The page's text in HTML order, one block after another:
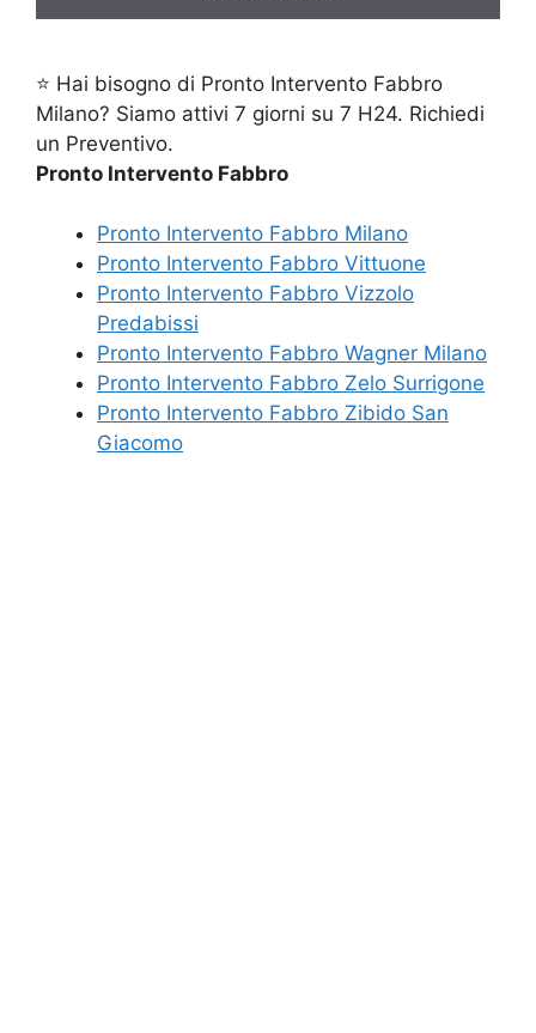
⭐ Hai bisogno di Pronto Intervento Fabbro
Milano? Siamo attivi 7 giorni su 7 H24. Richiedi
un Preventivo.
Pronto Intervento Fabbro
Pronto Intervento Fabbro Milano
Pronto Intervento Fabbro Vittuone
Pronto Intervento Fabbro Vizzolo
Predabissi
Pronto Intervento Fabbro Wagner Milano
Pronto Intervento Fabbro Zelo Surrigone
Pronto Intervento Fabbro Zibido San
Giacomo